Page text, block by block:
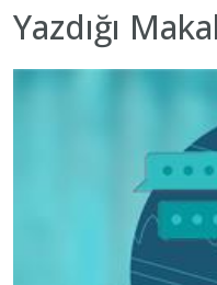
Yazdığı